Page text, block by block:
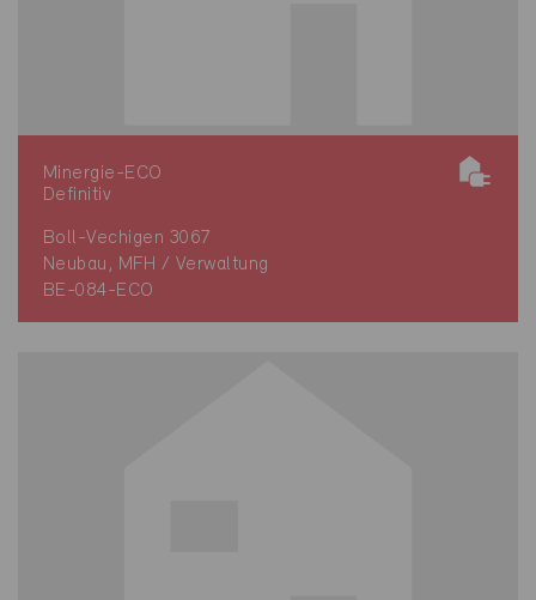
Minergie-ECO
Definitiv
Boll-Vechigen 3067
Neubau, MFH / Verwaltung
BE-084-ECO